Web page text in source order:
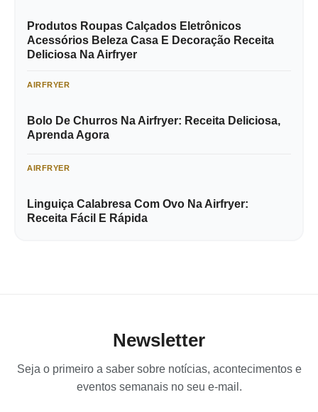
Produtos Roupas Calçados Eletrônicos
Acessórios Beleza Casa E Decoração Receita
Deliciosa Na Airfryer
AIRFRYER
Bolo De Churros Na Airfryer: Receita Deliciosa,
Aprenda Agora
AIRFRYER
Linguiça Calabresa Com Ovo Na Airfryer:
Receita Fácil E Rápida
Newsletter
Seja o primeiro a saber sobre notícias, acontecimentos e
eventos semanais no seu e-mail.